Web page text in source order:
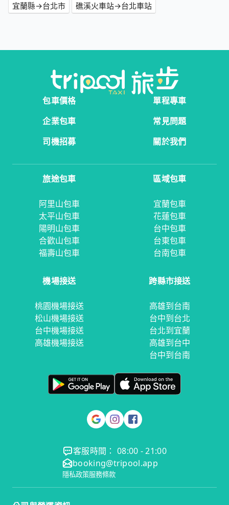
宜蘭縣→台北市
礁溪火車站→台北車站
包車價格
單程專車
企業包車
常見問題
司機招募
關於我們
旅途包車
阿里山包車
太平山包車
陽明山包車
合歡山包車
福壽山包車
區域包車
宜蘭包車
花蓮包車
台中包車
台東包車
台南包車
機場接送
桃園機場接送
松山機場接送
台中機場接送
高雄機場接送
跨縣市接送
高雄到台南
台中到台北
台北到宜蘭
高雄到台中
台中到台南
客服時間： 08:00 - 21:00
booking@tripool.app
隱私政策服務條款